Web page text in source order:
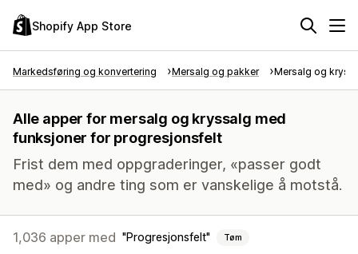
Shopify App Store
Markedsføring og konvertering Mersalg og pakker Mersalg og
Alle apper for mersalg og kryssalg med
funksjoner for progresjonsfelt
Frist dem med oppgraderinger, «passer godt
med» og andre ting som er vanskelige å motstå.
1,036 apper med Progresjonsfelt Tøm